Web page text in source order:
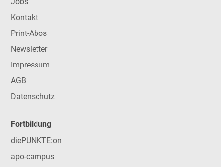
Kontakt
Print-Abos
Newsletter
Impressum
AGB
Datenschutz
Fortbildung
diePUNKTE:on
apo-campus